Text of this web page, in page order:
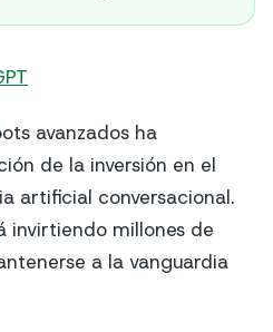
avanzados ha
de la inversión en el
artificial conversacional.
invirtiendo millones de
a la vanguardia